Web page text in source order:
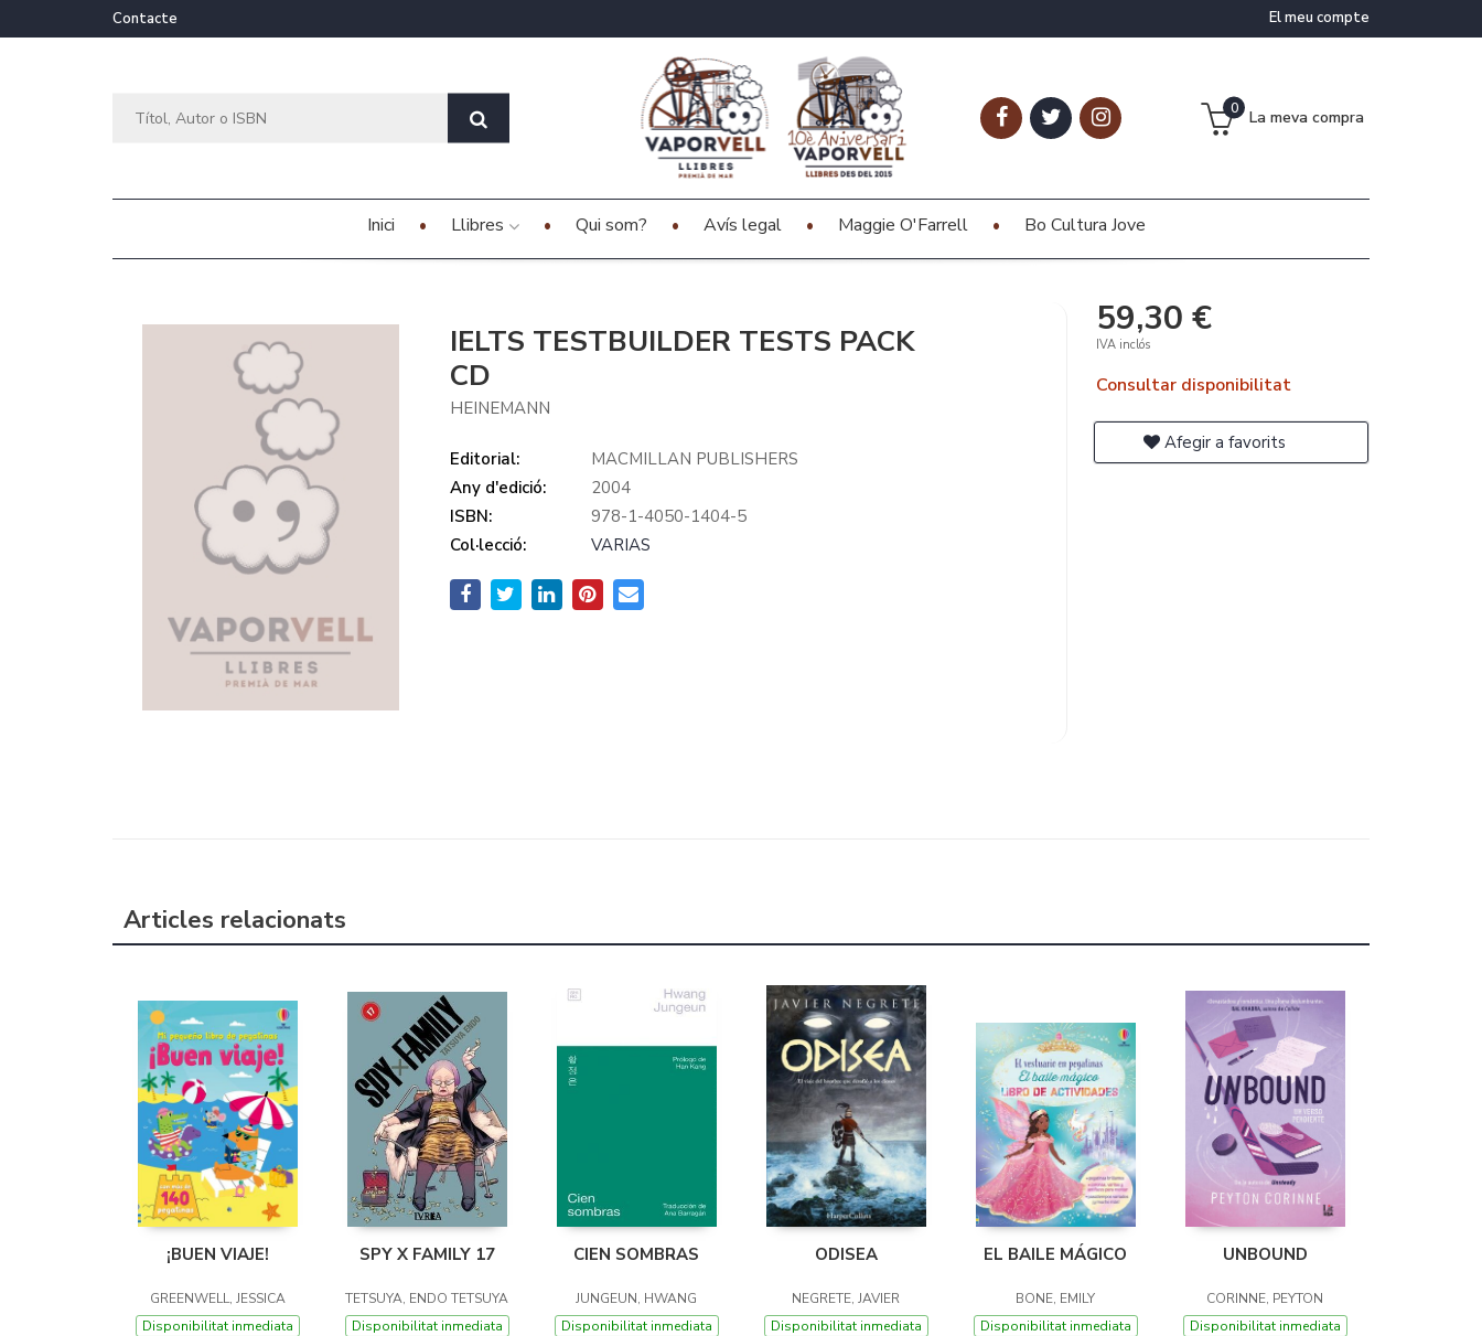
El meu compte
Contacte
La meva compra
0
Inici Llibres Qui som? Avís legal Maggie O'Farrell Bo Cultura Jove
IELTS TESTBUILDER TESTS PACK
CD
HEINEMANN
Editorial:
MACMILLAN PUBLISHERS
Any d'edició:
2004
ISBN:
978-1-4050-1404-5
Col·lecció:
VARIAS
59,30 €
IVA inclós
Consultar disponibilitat
Afegir a favorits
Articles relacionats
¡BUEN VIAJE!
GREENWELL, JESSICA
Disponibilitat inmediata
SPY X FAMILY 17
TETSUYA, ENDO TETSUYA
Disponibilitat inmediata
CIEN SOMBRAS
JUNGEUN, HWANG
Disponibilitat inmediata
ODISEA
NEGRETE, JAVIER
Disponibilitat inmediata
EL BAILE MÁGICO
BONE, EMILY
Disponibilitat inmediata
UNBOUND
CORINNE, PEYTON
Disponibilitat inmediata